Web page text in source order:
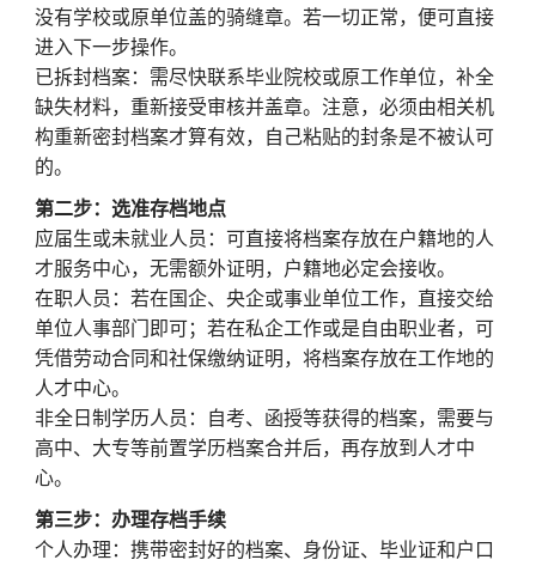
没有学校或原单位盖的骑缝章。若一切正常，便可直接
进入下一步操作。
已拆封档案：需尽快联系毕业院校或原工作单位，补全
缺失材料，重新接受审核并盖章。注意，必须由相关机
构重新密封档案才算有效，自己粘贴的封条是不被认可
的。
第二步：选准存档地点
应届生或未就业人员：可直接将档案存放在户籍地的人
才服务中心，无需额外证明，户籍地必定会接收。
在职人员：若在国企、央企或事业单位工作，直接交给
单位人事部门即可；若在私企工作或是自由职业者，可
凭借劳动合同和社保缴纳证明，将档案存放在工作地的
人才中心。
非全日制学历人员：自考、函授等获得的档案，需要与
高中、大专等前置学历档案合并后，再存放到人才中
心。
第三步：办理存档手续
个人办理：携带密封好的档案、身份证、毕业证和户口